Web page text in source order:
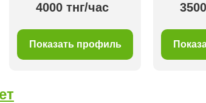
4000 тнг/час
Показать профиль